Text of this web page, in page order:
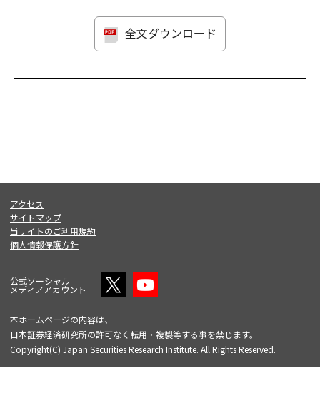
全文ダウンロード
アクセス
サイトマップ
当サイトのご利用規約
個人情報保護方針
公式ソーシャル
メディアアカウント
本ホームページの内容は、
日本証券経済研究所の許可なく転用・複製等する事を禁じます。
Copyright(C) Japan Securities Research Institute. All Rights Reserved.